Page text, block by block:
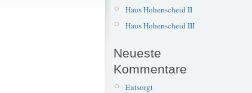
Haus Hohenscheid II
Haus Hohenscheid III
Neueste
Kommentare
Entsorgt